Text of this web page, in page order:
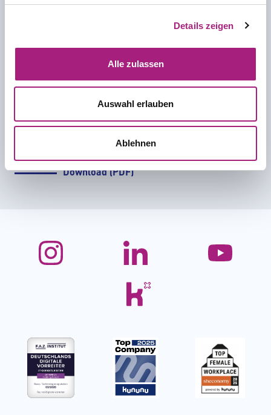
Details zeigen
Alle zulassen
Auswahl erlauben
Ablehnen
Geschäftsbericht 2025
Download (PDF)